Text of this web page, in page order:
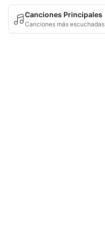
Canciones Principales
Canciones más escuchadas